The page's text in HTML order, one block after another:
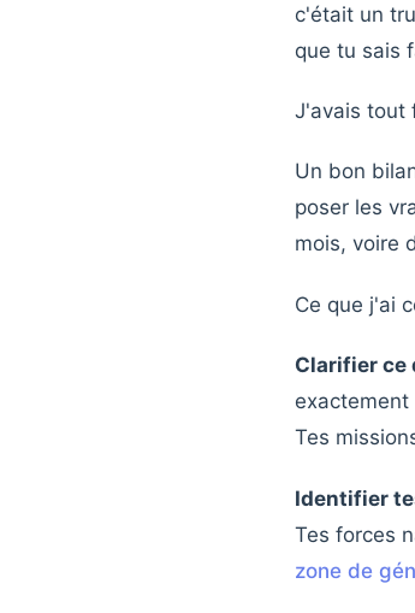
c'était un
que tu sais
J'avais tout
Un bon
poser les
mois, voire
Ce que j'ai
Clarifier ce
exactement
Tes
Identifier
Tes forces
zone de